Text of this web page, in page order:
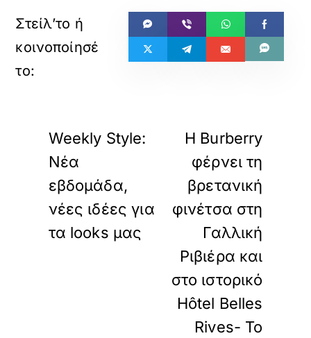
Weekly Style:
Νέα
εβδομάδα,
νέες ιδέες για
τα looks μας
Η Burberry
φέρνει τη
βρετανική
φινέτσα στη
Γαλλική
Ριβιέρα και
στο ιστορικό
Hôtel Belles
Rives- Το